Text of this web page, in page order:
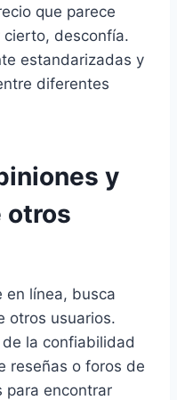
que parece
desconfía.
estandarizadas y
diferentes
y
otros
en línea, busca
otros usuarios.
la confiabilidad
reseñas o foros de
para encontrar